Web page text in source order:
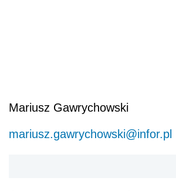
Mariusz Gawrychowski
mariusz.gawrychowski@infor.pl